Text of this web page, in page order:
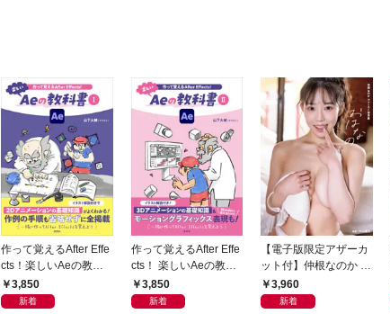
作って覚えるAfter Effe
cts！楽しいAeの教科
書 Ⅰ3,850
新着
作って覚えるAfter Effe
cts！ 楽しいAeの教科
書Ⅱ3,850
新着
【電子版限定アザーカ
ット付】仲根なのか フ
ァースト写真集 おはな
の
3,960
新着